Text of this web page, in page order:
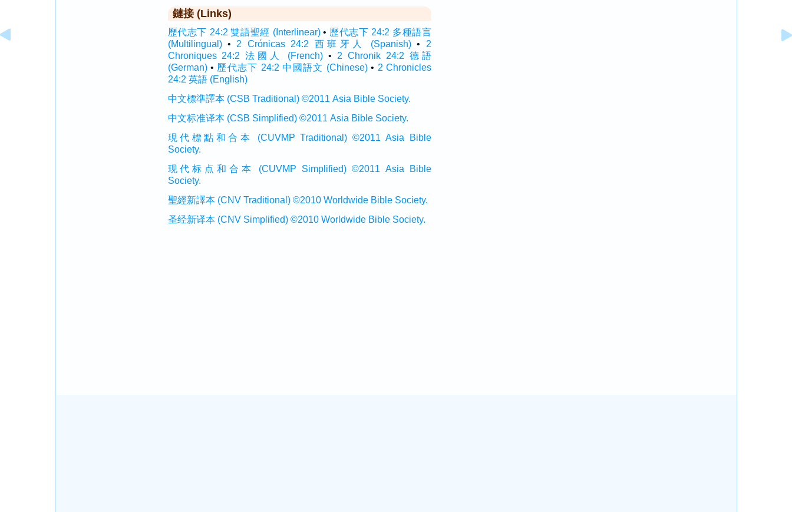
鏈接 (Links)
歷代志下 24:2 雙語聖經 (Interlinear)• 歷代志下 24:2 多種語言
(Multilingual)• 2 Crónicas 24:2 西班牙人 (Spanish) • 2
Chroniques 24:2 法國人 (French) • 2 Chronik 24:2 德語
(German)• 歷代志下 24:2 中國語文 (Chinese)• 2 Chronicles
24:2 英語 (English)
中文標準譯本 (CSB Traditional) ©2011 Asia Bible Society.
中文标准译本 (CSB Simplified) ©2011 Asia Bible Society.
現代標點和合本 (CUVMP Traditional) ©2011 Asia Bible
Society.
现代标点和合本 (CUVMP Simplified) ©2011 Asia Bible
Society.
聖經新譯本 (CNV Traditional) ©2010 Worldwide Bible Society.
圣经新译本 (CNV Simplified) ©2010 Worldwide Bible Society.